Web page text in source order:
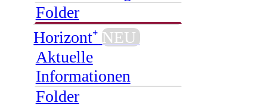
Folder
Horizont⁺ NEU
Aktuelle
Informationen
Folder